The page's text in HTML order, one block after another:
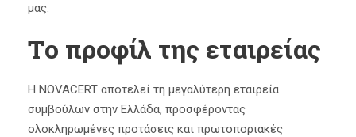
μας.
Το προφίλ της εταιρείας
Η NOVACERT αποτελεί τη μεγαλύτερη εταιρεία
συμβούλων στην Ελλάδα, προσφέροντας
ολοκληρωμένες προτάσεις και πρωτοποριακές